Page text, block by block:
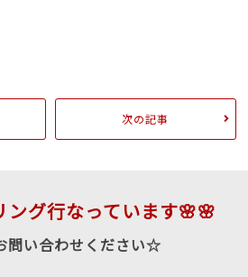
次の記事
ング行なっています🌸🌸
問い合わせください☆